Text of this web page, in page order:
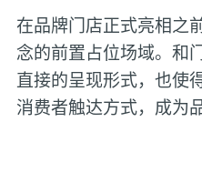
在品牌门店正式亮相之
念的前置占位场域。和
直接的呈现形式，也使
消费者触达方式，成为